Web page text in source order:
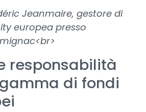
Jeanmaire, gestore di
europea presso
responsabilità
di fondi